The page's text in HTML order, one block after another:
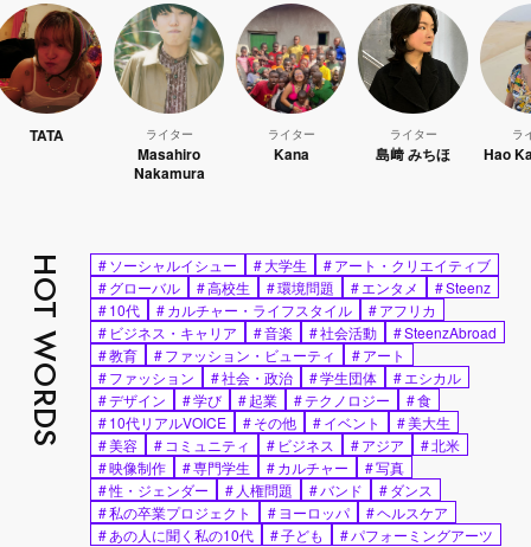
ライター ライター
Kana
ライター
島﨑 みちほ
ライター
Hao Kanayama
HOT WORDS #ソーシャルイシュー #大学生 #アート・クリエイティブ
#グローバル #高校生 #環境問題 #エンタメ #Steenz
#10代 #カルチャー・ライフスタイル #アフリカ
# ビジネス・キャリア #音楽 #社会活動 #SteenzAbroad
#教育 #ファッション・ビューティ #アート
#ファッション #社会・政治 #学生団体 #エシカル
#デザイン #学び #起業 #テクノロジー #食
#10代リアルVOICE #その他 #イベント #美大生
#美容 # コミュニティ # ビジネス #アジア #北米
#映像制作 #専門学生 #カルチャー #写真
#性・ジェンダー # 人権問題 #バンド #ダンス
#私の卒業プロジェクト #ヨーロッパ #ヘルスケア
#あの人に聞く私の10代 #子ども #パフォーミングアーツ